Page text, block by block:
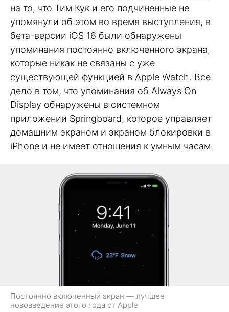
на то, что Тим Кук и его подчиненные не
упомянули об этом во время выступления, в
бета-версии iOS 16 были обнаружены
упоминания постоянно включенного экрана,
которые никак не связаны с уже
существующей функцией в Apple Watch. Все
дело в том, что упоминания об Always On
Display обнаружены в системном
приложении Springboard, которое управляет
домашним экраном и экраном блокировки в
iPhone и не имеет отношения к умным часам.
Постоянно включенный экран — лучшее
нововведение этого года от Apple